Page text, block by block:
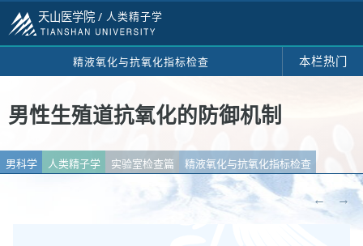
天山医学院 / 人类精子学
精液氧化与抗氧化指标检查 本栏热门
男性生殖道抗氧化的防御机制
男科学 人类精子学 实验室检查篇 精液氧化与抗氧化指标检查
← →